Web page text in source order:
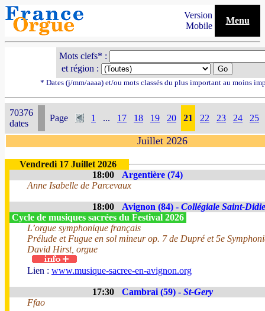
Version
Mobile
Menu
Mots clefs* :
et région :
* Dates (j/mm/aaaa) et/ou mots classés du plus important au moins
70376
dates
Page 1 ... 17 18 19 20 21 22 23 24 25
Juillet 2026
Vendredi 17 Juillet 2026
18:00
Argentière (74)
Anne Isabelle de Parcevaux
18:00 Avignon (84) - Collégiale Saint-
Cycle de musiques sacrées du Festival 2026
L’orgue symphonique français
Prélude et Fugue en sol mineur op. 7 de Dupré et 5e
David Hirst, orgue
Lien : www.musique-sacree-en-avignon.org
17:30 Cambrai (59) - St-Gery
Ffao